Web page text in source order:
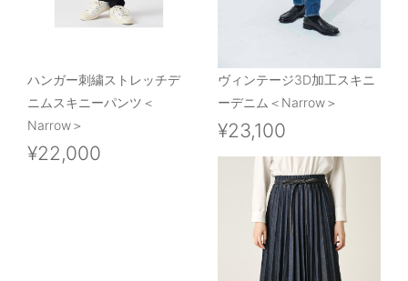
ハンガー刺繍ストレッチデ
ニムスキニーパンツ＜
Narrow＞
¥22,000
ヴィンテージ3D加工スキニ
ーデニム＜Narrow＞
¥23,100